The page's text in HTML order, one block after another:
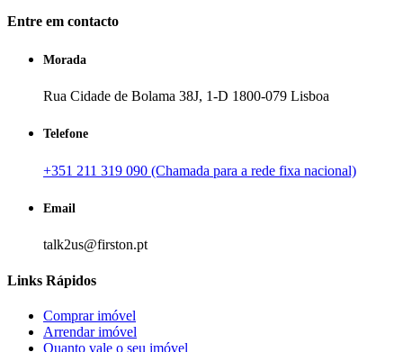
Entre em contacto
Morada
Rua Cidade de Bolama 38J, 1-D 1800-079 Lisboa
Telefone
+351 211 319 090 (Chamada para a rede fixa nacional)
Email
talk2us@firston.pt
Links Rápidos
Comprar imóvel
Arrendar imóvel
Quanto vale o seu imóvel